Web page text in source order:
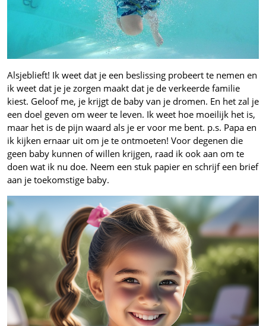
Alsjeblieft! Ik weet dat je een beslissing probeert te nemen en
ik weet dat je je zorgen maakt dat je de verkeerde familie
kiest. Geloof me, je krijgt de baby van je dromen. En het zal je
een doel geven om weer te leven. Ik weet hoe moeilijk het is,
maar het is de pijn waard als je er voor me bent. p.s. Papa en
ik kijken ernaar uit om je te ontmoeten! Voor degenen die
geen baby kunnen of willen krijgen, raad ik ook aan om te
doen wat ik nu doe. Neem een stuk papier en schrijf een brief
aan je toekomstige baby.